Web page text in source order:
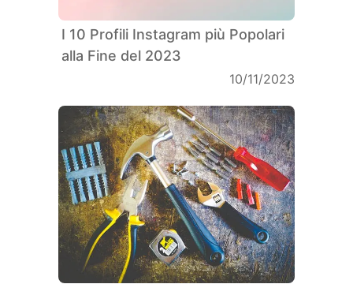
I 10 Profili Instagram più Popolari
alla Fine del 2023
10/11/2023